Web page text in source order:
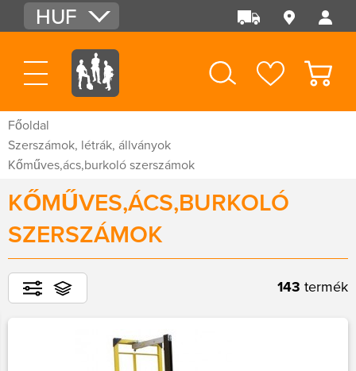
HUF
EUR
USD
Főoldal
Szerszámok, létrák, állványok
Kőműves,ács,burkoló szerszámok
KŐMŰVES,ÁCS,BURKOLÓ
SZERSZÁMOK
143 termék